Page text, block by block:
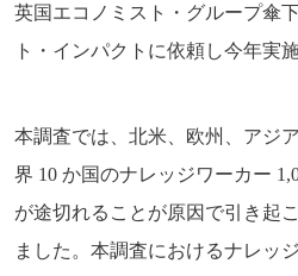
英国エコノミスト・グループ傘
ト・インパクトに依頼し今年実
本調査では、北米、欧州、アジ
界 10 か国のナレッジワーカー
が途切れることが原因で引き起
ました。本調査におけるナレッ